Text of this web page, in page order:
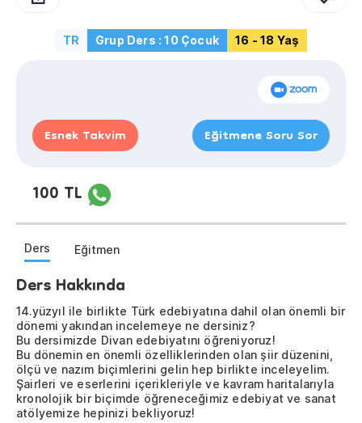
TR Grup Ders : 10 Çocuk 16 - 18 Yaş
Esnek Takvim Eğitmene Soru Sor
100 TL
Ders Eğitmen
Ders Hakkında
14.yüzyıl ile birlikte Türk edebiyatına dahil olan önemli bir
dönemi yakından incelemeye ne dersiniz?
Bu dersimizde Divan edebiyatını öğreniyoruz!
Bu dönemin en önemli özelliklerinden olan şiir düzenini,
ölçü ve nazım biçimlerini gelin hep birlikte inceleyelim.
Şairleri ve eserlerini içerikleriyle ve kavram haritalarıyla
kronolojik bir biçimde öğreneceğimiz edebiyat ve sanat
atölyemize hepinizi bekliyoruz!